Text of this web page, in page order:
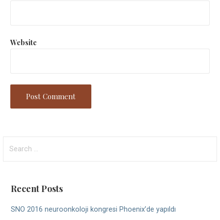
Website
for:
Recent Posts
SNO 2016 neuroonkoloji kongresi Phoenix’de yapıldı